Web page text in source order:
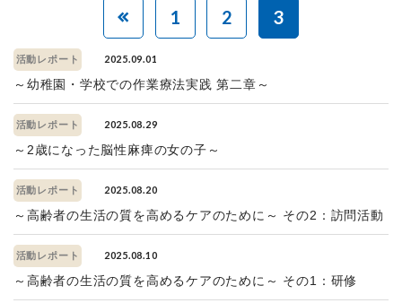
1 2 3
活動レポート 2025.09.01
～幼稚園・学校での作業療法実践 第二章～
活動レポート 2025.08.29
～2歳になった脳性麻痺の女の子～
活動レポート 2025.08.20
～高齢者の生活の質を高めるケアのために～ その2：訪問活動
活動レポート 2025.08.10
～高齢者の生活の質を高めるケアのために～ その1：研修